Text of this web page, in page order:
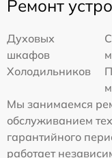
Ремонт
Духовых
шкафов
Холодильников
Мы занимаемся
обслуживанием
гарантийного
работает